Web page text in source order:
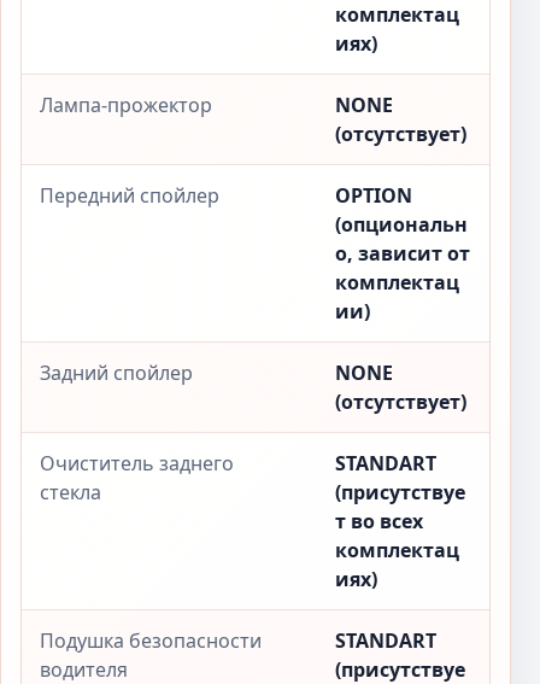
комплектац
иях)
Лампа-прожектор
NONE
(отсутствует)
Передний спойлер
OPTION
(опциональн
о, зависит от
комплектац
ии)
Задний спойлер
NONE
(отсутствует)
Очиститель заднего
стекла
STANDART
(присутствуе
т во всех
комплектац
иях)
Подушка безопасности
водителя
STANDART
(присутствуе